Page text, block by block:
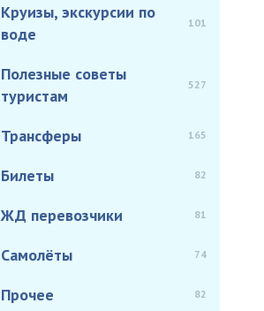
Круизы, экскурсии по
воде
101
Полезные советы
туристам
527
Трансферы 165
Билеты 82
ЖД перевозчики 81
Самолёты 74
Прочее 82